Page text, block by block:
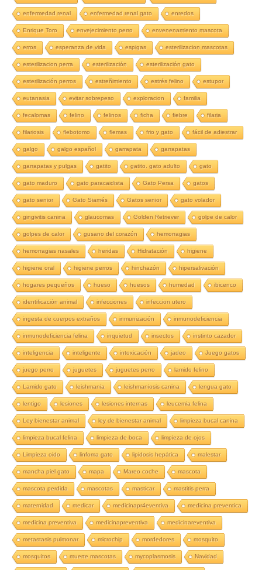
enfermedad renal enfermedad renal gato enredos
Enrique Toro envejecimiento perro envenenamiento mascota
erros esperanza de vida espigas esterilizacion mascotas
esterilizacion perra esterilización esterilización gato
esterilización perros estreñimiento estrés felino estupor
eutanasia evitar sobrepeso exploracion familia
fecalomas felino felinos ficha fiebre filaria
filariosis flebotomo flemas frio y gato fácil de adiestrar
galgo galgo español garrapata garrapatas
garrapatas y pulgas gatito gatito. gato adulto gato
gato maduro gato paracaidista Gato Persa gatos
gato senior Gato Siamés Gatos senior gato volador
gingivitis canina glaucomas Golden Retriever golpe de calor
golpes de calor gusano del corazón hemorragias
hemorragias nasales heridas Hidratación higiene
higiene oral higiene perros hinchazón hipersalivación
hogares pequeños hueso huesos humedad ibicenco
identificación animal infecciones infeccion utero
ingesta de cuerpos extraños inmunización inmunodeficiencia
inmunodeficiencia felina inquietud insectos instinto cazador
inteligencia inteligente intoxicación jadeo Juego gatos
juego perro juguetes juguetes perro lamido felino
Lamido gato leishmania leishmaniosis canina lengua gato
lentigo lesiones lesiones internas leucemia felina
Ley bienestar animal ley de bienestar animal limpieza bucal canina
limpieza bucal felina limpieza de boca limpieza de ojos
Limpieza oido linfoma gato lipidosis hepática malestar
mancha piel gato mapa Mareo coche mascota
mascota perdida mascotas masticar mastitis perra
maternidad medicar medicinapr4eventiva medicina preventica
medicina preventiva medicinapreventiva medicinareventiva
metastasis pulmonar microchip mordedores mosquito
mosquitos muerte mascotas mycoplasmosis Navidad